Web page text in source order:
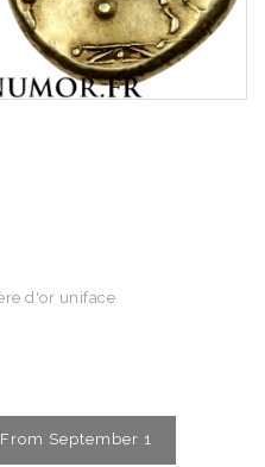
d'or uniface
September 1